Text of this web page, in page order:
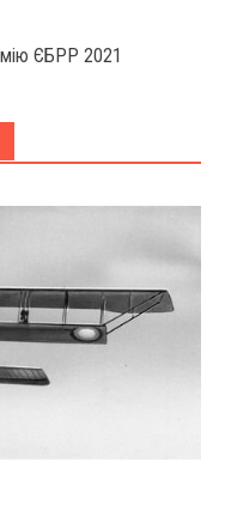
ЄБРР 2021